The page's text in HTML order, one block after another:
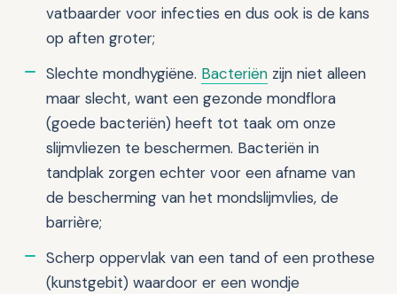
vatbaarder voor infecties en dus ook is de kans
op aften groter;
Slechte mondhygiëne. Bacteriën zijn niet alleen
maar slecht, want een gezonde mondflora
(goede bacteriën) heeft tot taak om onze
slijmvliezen te beschermen. Bacteriën in
tandplak zorgen echter voor een afname van
de bescherming van het mondslijmvlies, de
barrière;
Scherp oppervlak van een tand of een prothese
(kunstgebit) waardoor er een wondje